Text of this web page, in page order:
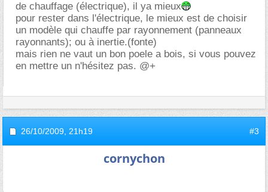
de chauffage (électrique), il ya mieux
pour rester dans l'électrique, le mieux est de choisir
un modèle qui chauffe par rayonnement (panneaux
rayonnants); ou à inertie.(fonte)
mais rien ne vaut un bon poele a bois, si vous pouvez
en mettre un n'hésitez pas. @+
26/10/2009, 21h19 #3
cornychon